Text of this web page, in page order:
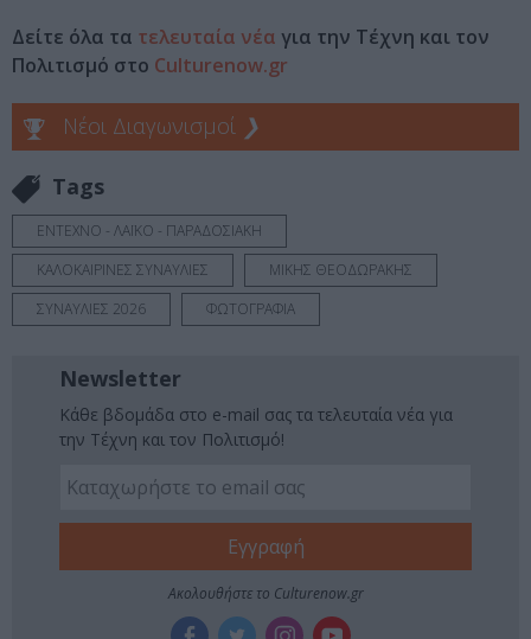
Δείτε όλα τα τελευταία νέα για την Τέχνη και τον
Πολιτισμό στο Culturenow.gr
Νέοι Διαγωνισμοί ❯
Tags
ΕΝΤΕΧΝΟ - ΛΑΪΚΟ - ΠΑΡΑΔΟΣΙΑΚΗ
ΚΑΛΟΚΑΙΡΙΝΕΣ ΣΥΝΑΥΛΙΕΣ
ΜΙΚΗΣ ΘΕΟΔΩΡΑΚΗΣ
ΣΥΝΑΥΛΙΕΣ 2026
ΦΩΤΟΓΡΑΦΙΑ
Newsletter
Κάθε βδομάδα στο e-mail σας τα τελευταία νέα για
την Τέχνη και τον Πολιτισμό!
Ακολουθήστε το Culturenow.gr